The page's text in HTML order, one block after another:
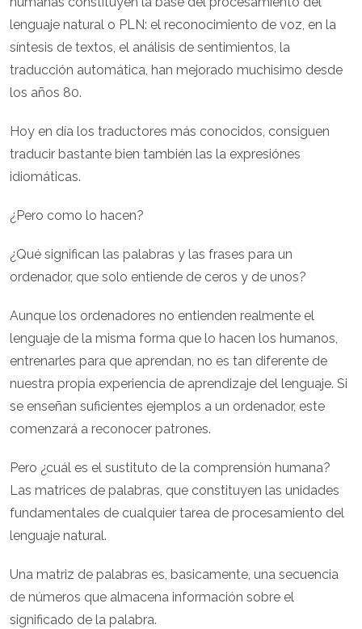
lenguaje natural o PLN: el reconocimiento de voz, en la
síntesis de textos, el análisis de sentimientos, la
traducción automática, han mejorado muchisimo desde
los años 80.
Hoy en día los traductores más conocidos, consiguen
traducir bastante bien también las la expresiónes
idiomáticas.
¿Pero como lo hacen?
¿Qué significan las palabras y las frases para un
ordenador, que solo entiende de ceros y de unos?
Aunque los ordenadores no entienden realmente el
lenguaje de la misma forma que lo hacen los humanos,
entrenarles para que aprendan, no es tan diferente de
nuestra propia experiencia de aprendizaje del lenguaje. Si
se enseñan suficientes ejemplos a un ordenador, este
comenzará a reconocer patrones.
Pero ¿cuál es el sustituto de la comprensión humana?
Las matrices de palabras, que constituyen las unidades
fundamentales de cualquier tarea de procesamiento del
lenguaje natural.
Una matriz de palabras es, basicamente, una secuencia
de números que almacena información sobre el
significado de la palabra.